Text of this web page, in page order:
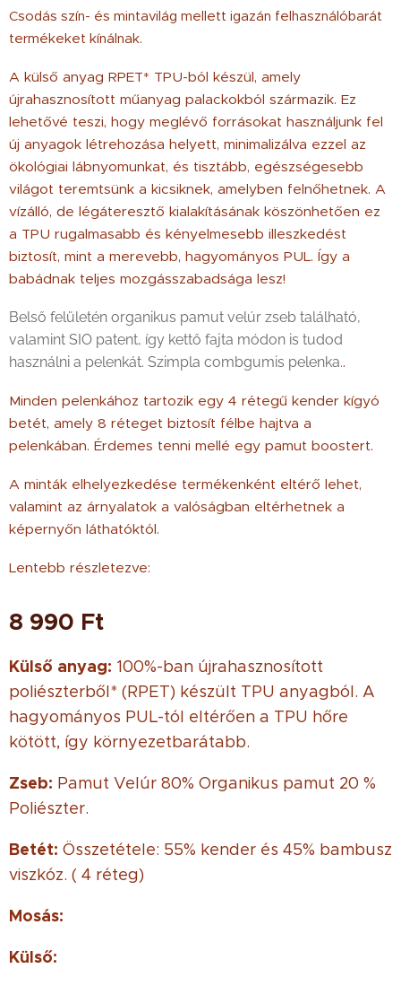
Csodás szín- és mintavilág mellett igazán felhasználóbarát
termékeket kínálnak.
A külső anyag RPET* TPU-ból készül, amely
újrahasznosított műanyag palackokból származik. Ez
lehetővé teszi, hogy meglévő forrásokat használjunk fel
új anyagok létrehozása helyett, minimalizálva ezzel az
ökológiai lábnyomunkat, és tisztább, egészségesebb
világot teremtsünk a kicsiknek, amelyben felnőhetnek. A
vízálló, de légáteresztő kialakításának köszönhetően ez
a TPU rugalmasabb és kényelmesebb illeszkedést
biztosít, mint a merevebb, hagyományos PUL. Így a
babádnak teljes mozgásszabadsága lesz!
Belső felületén organikus pamut velúr zseb található,
valamint SIO patent, így kettő fajta módon is tudod
használni a pelenkát. Szimpla combgumis pelenka..
Minden pelenkához tartozik egy 4 rétegű kender kígyó
betét, amely 8 réteget biztosít félbe hajtva a
pelenkában. Érdemes tenni mellé egy pamut boostert.
A minták elhelyezkedése termékenként eltérő lehet,
valamint az árnyalatok a valóságban eltérhetnek a
képernyőn láthatóktól.
Lentebb részletezve:
8 990 Ft
Külső anyag: 100%-ban újrahasznosított
poliészterből* (RPET) készült TPU anyagból. A
hagyományos PUL-tól eltérően a TPU hőre
kötött, így környezetbarátabb.
Zseb: Pamut Velúr 80% Organikus pamut 20 %
Poliészter.
Betét: Összetétele: 55% kender és 45% bambusz
viszkóz. ( 4 réteg)
Mosás:
Külső: